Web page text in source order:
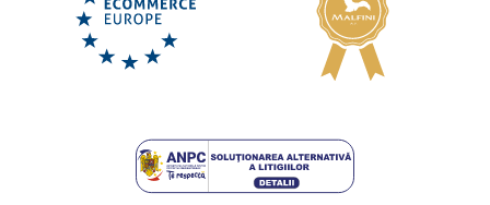
Papuci de cauciuc Pacifik
44,25 lei